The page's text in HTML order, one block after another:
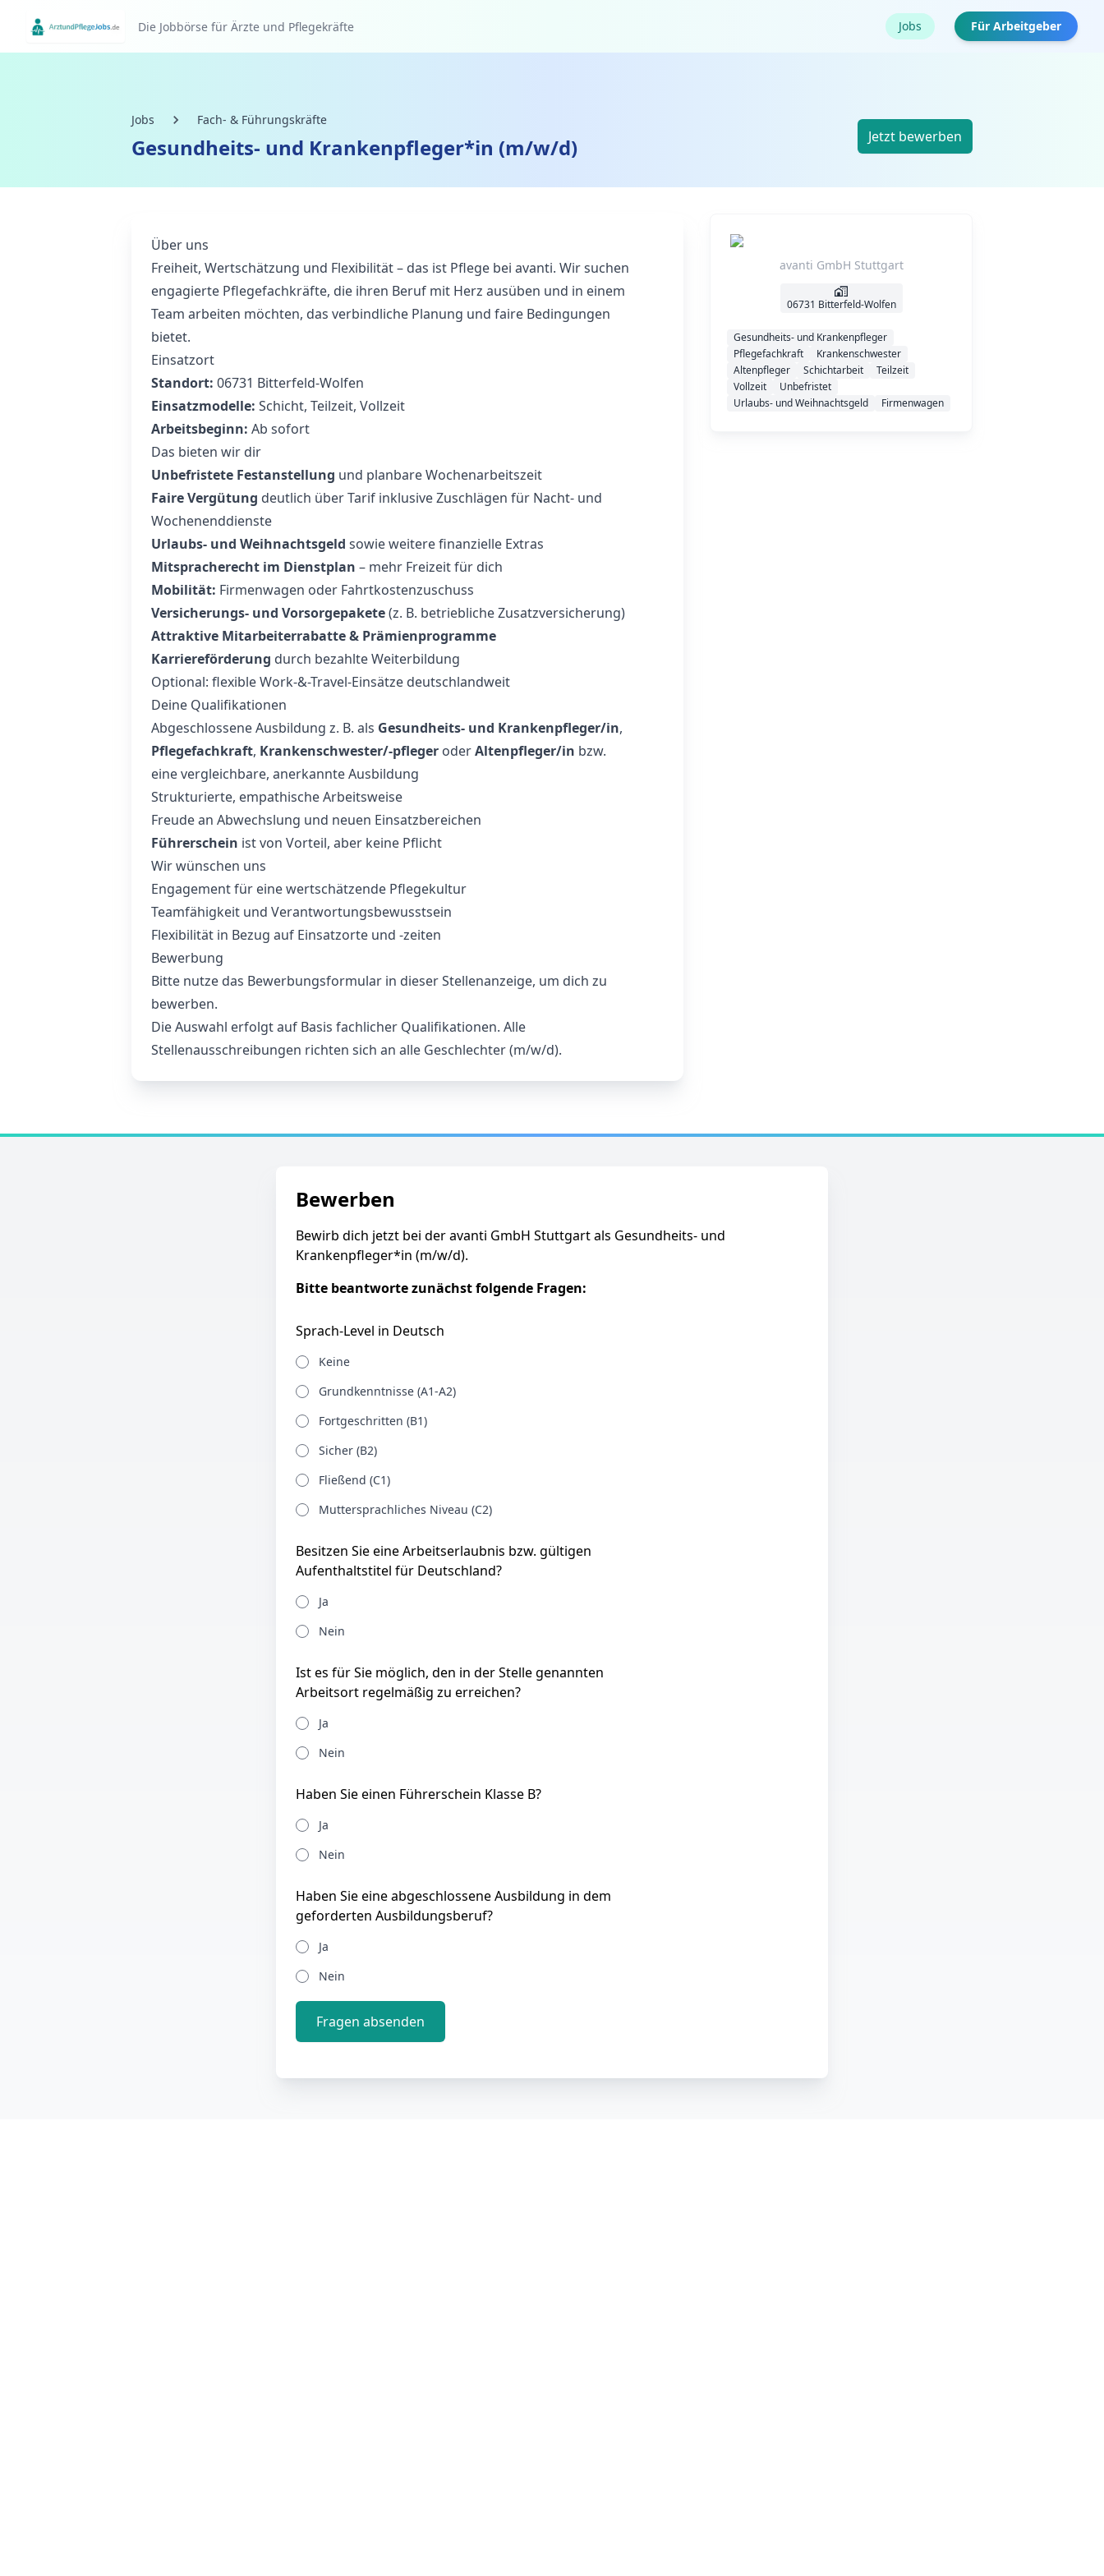
Die Jobbörse für Ärzte und Pflegekräfte Jobs Für Arbeitgeber
Jobs Fach- & Führungskräfte
Gesundheits- und Krankenpfleger*in (m/w/d) Jetzt bewerben
Über uns
Freiheit, Wertschätzung und Flexibilität – das ist Pflege bei avanti. Wir suchen
engagierte Pflegefachkräfte, die ihren Beruf mit Herz ausüben und in einem
Team arbeiten möchten, das verbindliche Planung und faire Bedingungen
bietet.
Einsatzort
Standort: 06731 Bitterfeld-Wolfen
Einsatzmodelle: Schicht, Teilzeit, Vollzeit
Arbeitsbeginn: Ab sofort
Das bieten wir dir
Unbefristete Festanstellung und planbare Wochenarbeitszeit
Faire Vergütung deutlich über Tarif inklusive Zuschlägen für Nacht- und
Wochenenddienste
Urlaubs- und Weihnachtsgeld sowie weitere finanzielle Extras
Mitspracherecht im Dienstplan – mehr Freizeit für dich
Mobilität: Firmenwagen oder Fahrtkostenzuschuss
Versicherungs- und Vorsorgepakete(z. B. betriebliche Zusatzversicherung)
Attraktive Mitarbeiterrabatte & Prämienprogramme
Karriereförderung durch bezahlte Weiterbildung
Optional: flexible Work-&-Travel‑Einsätze deutschlandweit
Deine Qualifikationen
Abgeschlossene Ausbildung z. B. als Gesundheits- und Krankenpfleger/in,
Pflegefachkraft, Krankenschwester/-pfleger oderAltenpfleger/in bzw.
eine vergleichbare, anerkannte Ausbildung
Strukturierte, empathische Arbeitsweise
Freude an Abwechslung und neuen Einsatzbereichen
Führerschein ist von Vorteil, aber keine Pflicht
Wir wünschen uns
Engagement für eine wertschätzende Pflegekultur
Teamfähigkeit und Verantwortungsbewusstsein
Flexibilität in Bezug auf Einsatzorte und -zeiten
Bewerbung
Bitte nutze das Bewerbungsformular in dieser Stellenanzeige, um dich zu
bewerben.
Die Auswahl erfolgt auf Basis fachlicher Qualifikationen. Alle
Stellenausschreibungen richten sich an alle Geschlechter (m/w/d).
avanti GmbH Stuttgart
06731 Bitterfeld-Wolfen
Gesundheits- und Krankenpfleger
Pflegefachkraft
Krankenschwester
Altenpfleger
Schichtarbeit
Teilzeit
Vollzeit
Unbefristet
Urlaubs- und Weihnachtsgeld
Firmenwagen
Bewerben
Bewirb dich jetzt bei der avanti GmbH Stuttgart als Gesundheits- und
Krankenpfleger*in (m/w/d).
Bitte beantworte zunächst folgende Fragen:
Sprach-Level in Deutsch
Keine
Grundkenntnisse (A1-A2)
Fortgeschritten (B1)
Sicher (B2)
Fließend (C1)
Muttersprachliches Niveau (C2)
Besitzen Sie eine Arbeitserlaubnis bzw. gültigen
Aufenthaltstitel für Deutschland?
Ja
Nein
Ist es für Sie möglich, den in der Stelle genannten
Arbeitsort regelmäßig zu erreichen?
Ja
Nein
Haben Sie einen Führerschein Klasse B?
Ja
Nein
Haben Sie eine abgeschlossene Ausbildung in dem
geforderten Ausbildungsberuf?
Ja
Nein
Fragen absenden